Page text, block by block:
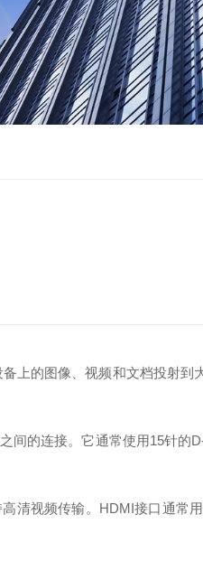
上的图像、视频和文档投射
的连接。它通常使用15针的
视频传输。HDMI接口通常